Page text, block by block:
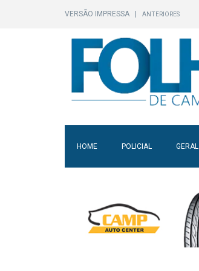
VERSÃO IMPRESSA ANTERIORES
HOME POLICIAL GERAL